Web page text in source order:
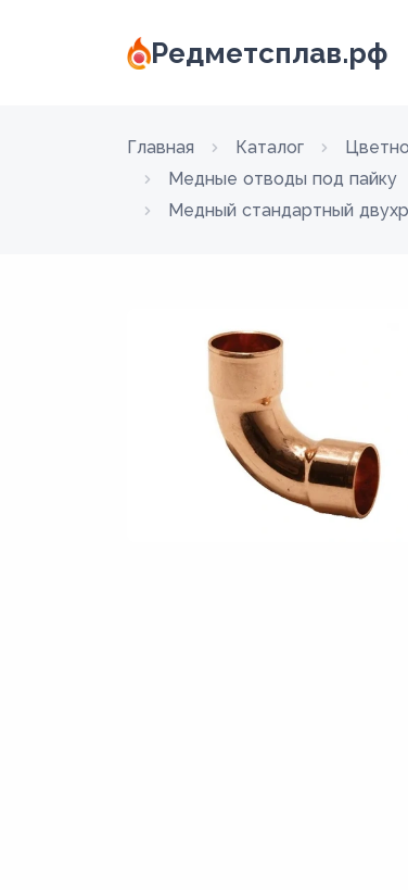
Редметсплав.рф
Главная Каталог
Медные отводы под пайку
Медный стандартный